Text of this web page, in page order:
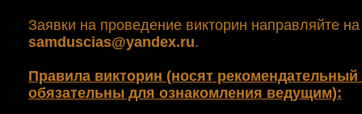
Заявки на проведение викторин направляйте
samduscias@yandex.ru.
Правила викторин (носят рекомендательный
обязательны для ознакомления ведущим):